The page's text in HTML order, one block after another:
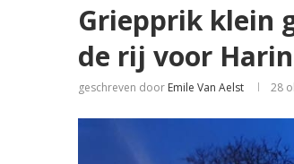
Griepprik klein
de rij voor
geschreven door Emile Van Aelst 28